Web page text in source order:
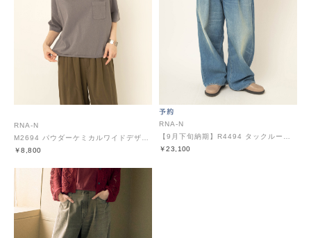
RNA-N
￥8,800
RNA-N
￥23,100